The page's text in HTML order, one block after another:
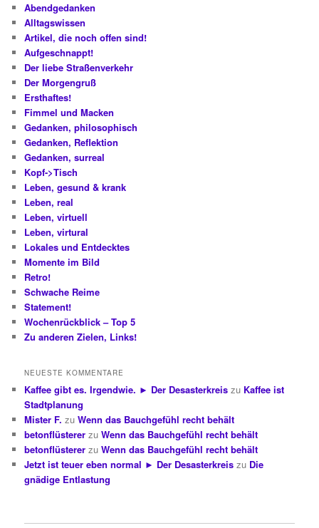
Abendgedanken
Alltagswissen
Artikel, die noch offen sind!
Aufgeschnappt!
Der liebe Straßenverkehr
Der Morgengruß
Ersthaftes!
Fimmel und Macken
Gedanken, philosophisch
Gedanken, Reflektion
Gedanken, surreal
Kopf->Tisch
Leben, gesund & krank
Leben, real
Leben, virtuell
Leben, virtural
Lokales und Entdecktes
Momente im Bild
Retro!
Schwache Reime
Statement!
Wochenrückblick – Top 5
Zu anderen Zielen, Links!
NEUESTE KOMMENTARE
Kaffee gibt es. Irgendwie. ► Der Desasterkreis zu Kaffee ist
Stadtplanung
Mister F. zuWenn das Bauchgefühl recht behält
betonflüsterer zuWenn das Bauchgefühl recht behält
betonflüsterer zuWenn das Bauchgefühl recht behält
Jetzt ist teuer eben normal ► Der Desasterkreis zu Die
gnädige Entlastung